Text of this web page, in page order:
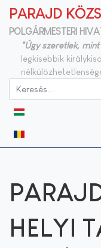
PARAJD
POLGÁRMESTERI
"Úgy szeretlek,
legkisebbik
HELYI